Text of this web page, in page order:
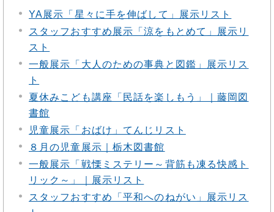
YA展示「星々に手を伸ばして」展示リスト
スタッフおすすめ展示「涼をもとめて」展示リ
スト
一般展示「大人のための事典と図鑑」展示リス
ト
夏休みこども講座「民話を楽しもう」｜藤岡図
書館
児童展示「おばけ」てんじリスト
８月の児童展示｜栃木図書館
一般展示「戦慄ミステリー～背筋も凍る快感ト
リック～」｜展示リスト
スタッフおすすめ「平和へのねがい」展示リス